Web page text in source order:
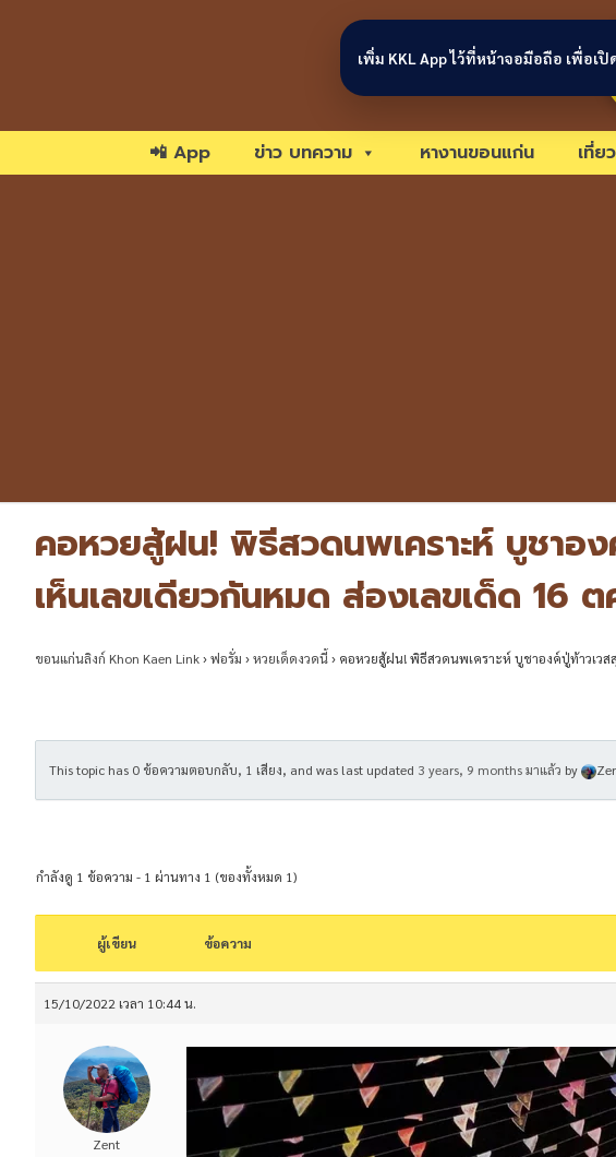
📲 App ข่าว บทความ หางานขอนแก่น เที่ย
คอหวยสู้ฝน! พิธีสวดนพเคราะห์ บูชาอ
เห็นเลขเดียวกันหมด ส่องเลขเด็ด 16
ขอนแก่นลิงก์ Khon Kaen Link›ฟอรั่ม ›หวยเด็ดงวดนี้› คอหวยสู้ฝน! พิธีสวดนพเคราะห์ บูชาองค์ปู่ท้าวเวส
This topic has 0 ข้อความตอบกลับ, 1 เสียง, and was last updated 3 years, 9 months มาแล้ว by
กำลังดู 1 ข้อความ - 1 ผ่านทาง 1 (ของทั้งหมด 1)
ผู้เขียน ข้อความ
15/10/2022 เวลา 10:44 น.
Zent
เพิ่ม KKL App ไว้ที่หน้าจอมือถือ เพื่อเ